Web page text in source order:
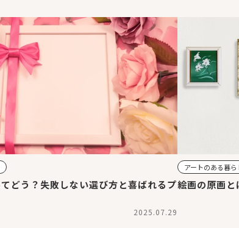
どう？失敗しない選び方と喜ばれるプ
2025.07.29
アートのある暮ら
絵画の原画